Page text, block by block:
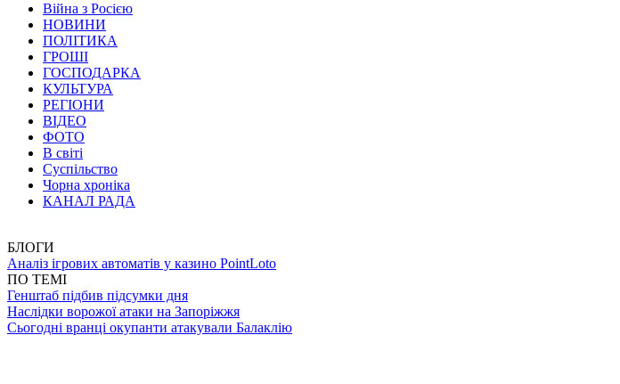
Війна з Росією
НОВИНИ
ПОЛІТИКА
ГРОШІ
ГОСПОДАРКА
КУЛЬТУРА
РЕГІОНИ
ВІДЕО
ФОТО
В світі
Суспільство
Чорна хроніка
КАНАЛ РАДА
БЛОГИ
Аналіз ігрових автоматів у казино PointLoto
ПО ТЕМІ
Генштаб підбив підсумки дня
Наслідки ворожої атаки на Запоріжжя
Сьогодні вранці окупанти атакували Балаклію